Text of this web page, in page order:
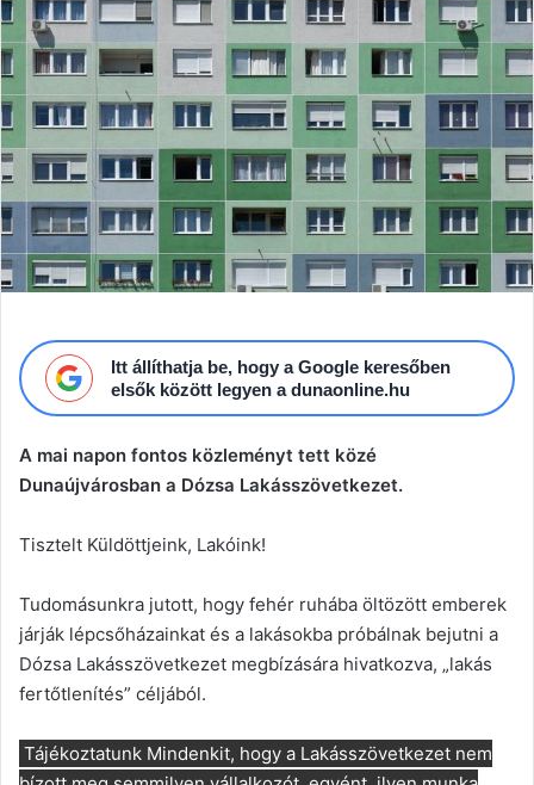
Itt állíthatja be, hogy a Google keresőben
elsők között legyen a dunaonline.hu
A mai napon fontos közleményt tett közé
Dunaújvárosban a Dózsa Lakásszövetkezet.
Tisztelt Küldöttjeink, Lakóink!
Tudomásunkra jutott, hogy fehér ruhába öltözött emberek
járják lépcsőházainkat és a lakásokba próbálnak bejutni a
Dózsa Lakásszövetkezet megbízására hivatkozva, „lakás
fertőtlenítés” céljából.
Tájékoztatunk Mindenkit, hogy a Lakásszövetkezet nem